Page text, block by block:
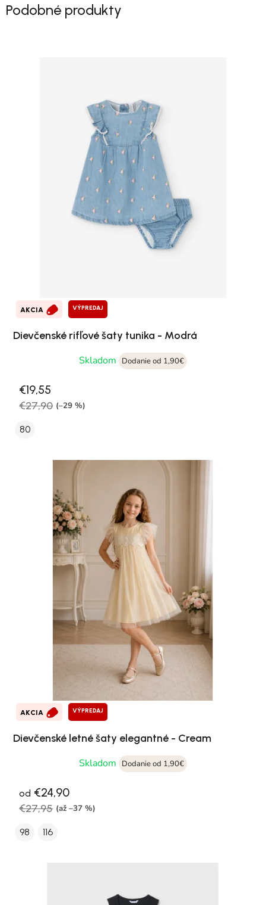
Podobné produkty
AKCIA VÝPREDAJ
Dievčenské rifľové šaty tunika - Modrá
Skladom
Dodanie od 1,90€
€19,55
€27,90 (–29 %)
80
AKCIA VÝPREDAJ
Dievčenské letné šaty elegantné - Cream
Skladom
Dodanie od 1,90€
od €24,90
€27,95 (až –37 %)
98 116